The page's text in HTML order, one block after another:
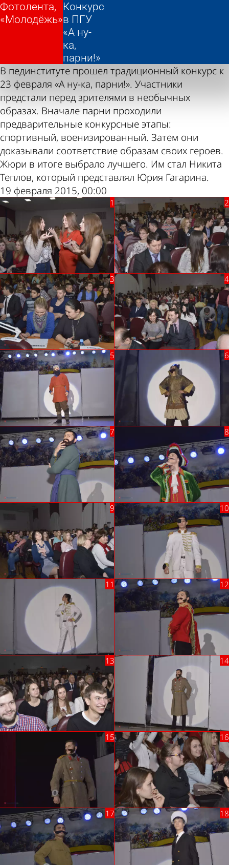
Конкурс
в ПГУ
«А ну-
ка,
парни!»
Фотолента,
«Молодёжь»
В пединституте прошел традиционный конкурс к
23 февраля «А ну-ка, парни!». Участники
предстали перед зрителями в необычных
образах. Вначале парни проходили
предварительные конкурсные этапы:
спортивный, военизированный. Затем они
доказывали соответствие образам своих героев.
Жюри в итоге выбрало лучшего. Им стал Никита
Теплов, который представлял Юрия Гагарина.
19 февраля 2015, 00:00
Конкурс
в ПГУ
«А ну-
ка,
парни!»
Фотолента,
«Молодёжь»